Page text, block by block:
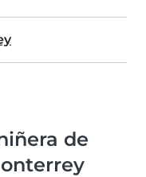
de